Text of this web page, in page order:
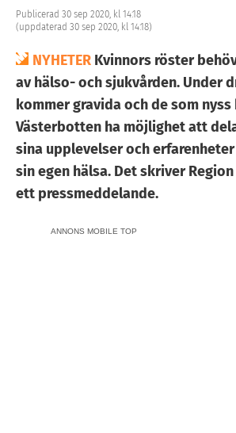
Publicerad 30 sep 2020, kl 14:18
(uppdaterad 30 sep 2020, kl 14:18)
NYHETER Kvinnors röster
av hälso- och sjukvården. Under
kommer gravida och de som
Västerbotten ha möjlighet att
sina upplevelser och
sin egen hälsa. Det skriver
ett pressmeddelande.
ANNONS MOBILE TOP